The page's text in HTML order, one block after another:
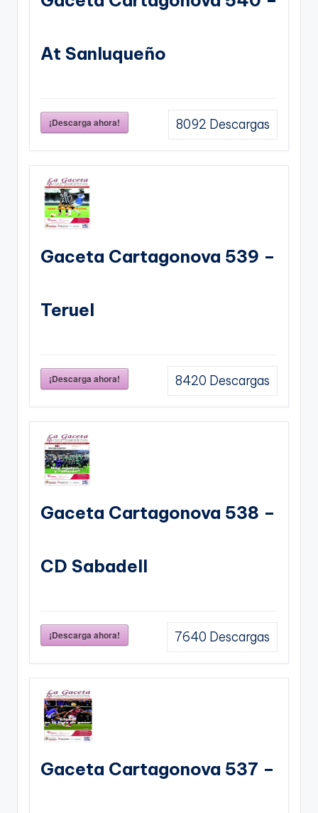
At Sanluqueño
¡Descarga ahora! 8092 Descargas
Gaceta Cartagonova 539 –
Teruel
¡Descarga ahora! 8420 Descargas
Gaceta Cartagonova 538 –
CD Sabadell
¡Descarga ahora! 7640 Descargas
Gaceta Cartagonova 537 –